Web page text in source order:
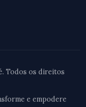
Todos os direitos
e empodere